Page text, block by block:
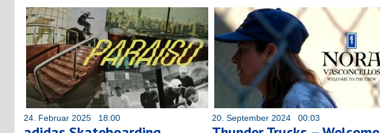
24. Februar 2025 18:00 20. September 2024 00:03